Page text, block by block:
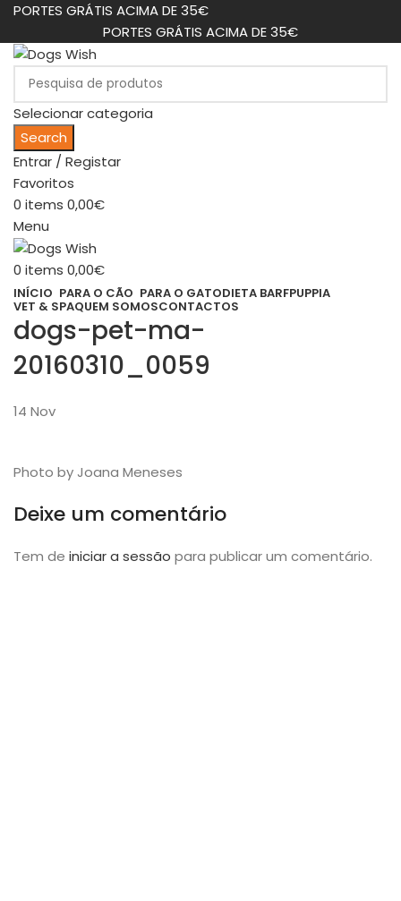
PORTES GRÁTIS ACIMA DE 35€
PORTES GRÁTIS ACIMA DE 35€
Selecionar categoria
Search
Entrar / Registar
Favoritos
0 items 0,00€
Menu
0 items 0,00€
INÍCIO PARA O CÃO PARA O GATODIETA BARFPUPPIA
VET & SPAQUEM SOMOSCONTACTOS
dogs-pet-ma-
20160310_0059
14 Nov
Photo by Joana Meneses
Deixe um comentário
Tem de iniciar a sessão para publicar um comentário.